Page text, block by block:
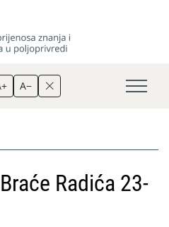
A−
Radića 23-